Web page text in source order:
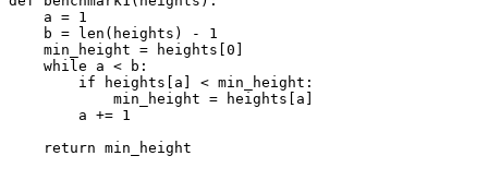
    a = 1
    b = len(heights) - 1
    min_height = heights[0]
    while a < b:
        if heights[a] < min_height:
            min_height = heights[a]
        a += 1
    return min_height